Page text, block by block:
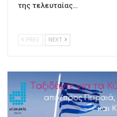
της τελευταίας…
PREV NEXT